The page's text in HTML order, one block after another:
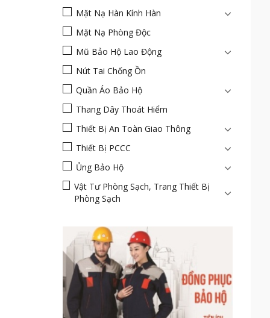
Mặt Nạ Hàn Kính Hàn
Mặt Nạ Phòng Độc
Mũ Bảo Hộ Lao Động
Nút Tai Chống Ồn
Quần Áo Bảo Hộ
Thang Dây Thoát Hiểm
Thiết Bị An Toàn Giao Thông
Thiết Bị PCCC
Ủng Bảo Hộ
Vật Tư Phòng Sạch, Trang Thiết Bị
Phòng Sạch